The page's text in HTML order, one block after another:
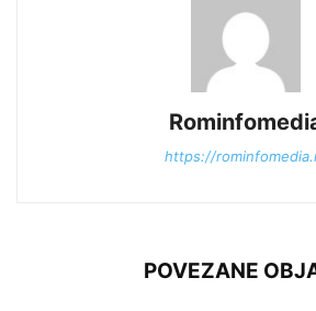
https://
POVEZANE